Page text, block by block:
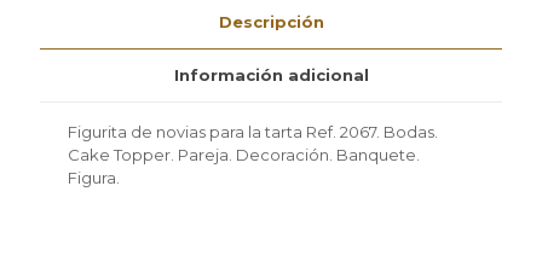
Descripción
Información adicional
Figurita de novias para la tarta Ref. 2067. Bodas.
Cake Topper. Pareja. Decoración. Banquete.
Figura.